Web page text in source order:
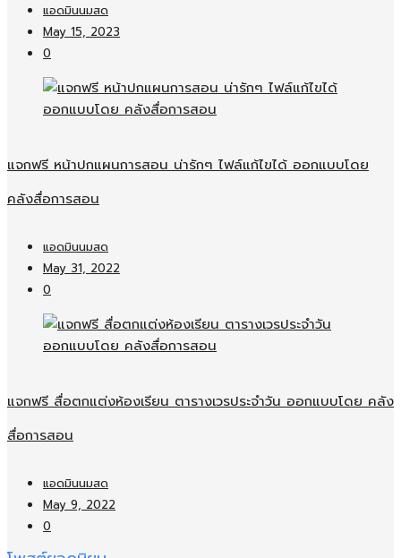
แอดมินนมสด
May 15, 2023
0
แจกฟรี หน้าปกแผนการสอน น่ารักๆ ไฟล์แก้ไขได้ ออกแบบโดย
คลังสื่อการสอน
แอดมินนมสด
May 31, 2022
0
แจกฟรี สื่อตกแต่งห้องเรียน ตารางเวรประจำวัน ออกแบบโดย คลัง
สื่อการสอน
แอดมินนมสด
May 9, 2022
0